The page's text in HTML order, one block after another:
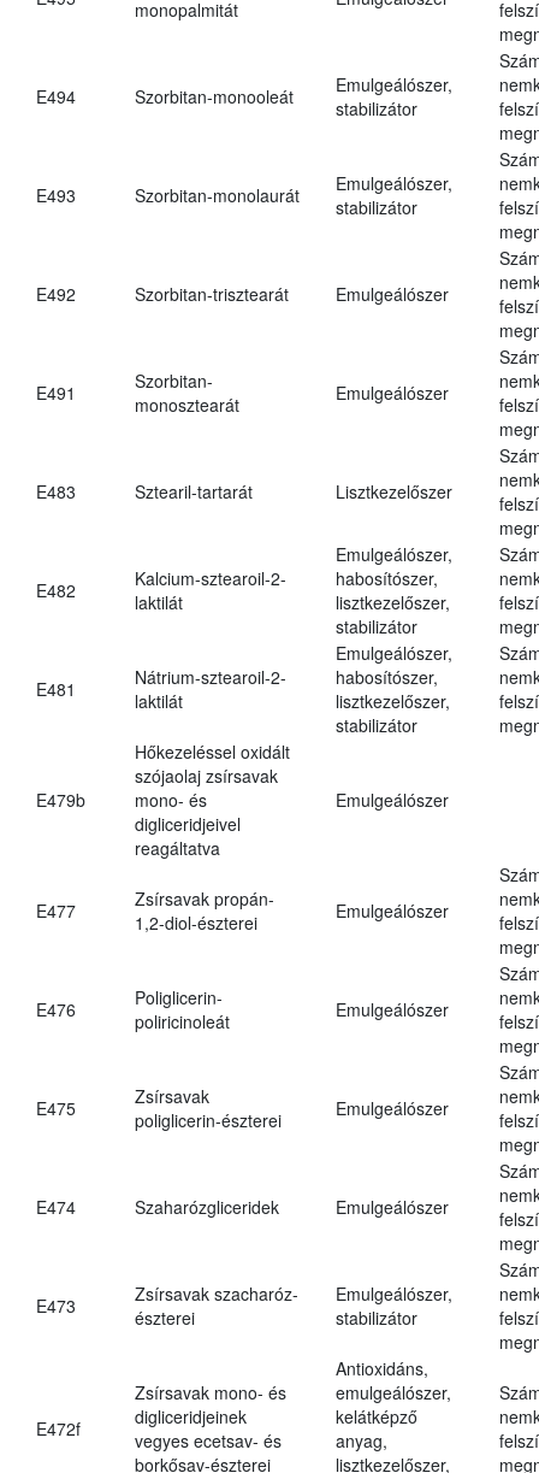
monopalmitát
E494 Szorbitan-monooleát
Emulgeálószer,
stabilizátor
E493 Szorbitan-monolaurát
Emulgeálószer,
stabilizátor
E492 Szorbitan-trisztearát Emulgeálószer
E491
Szorbitan-
monosztearát
Emulgeálószer
E483 Sztearil-tartarát Lisztkezelőszer
E482
Kalcium-sztearoil-2-
laktilát
Emulgeálószer,
habosítószer,
lisztkezelőszer,
stabilizátor
E481
Nátrium-sztearoil-2-
laktilát
Emulgeálószer,
habosítószer,
lisztkezelőszer,
stabilizátor
E479b
Hőkezeléssel oxidált
szójaolaj zsírsavak
mono- és
digliceridjeivel
reagáltatva
Emulgeálószer
E477
Zsírsavak propán-
1,2-diol-észterei
Emulgeálószer
E476
Poliglicerin-
poliricinoleát
Emulgeálószer
E475
Zsírsavak
poliglicerin-észterei
Emulgeálószer
E474 Szaharózgliceridek Emulgeálószer
E473
Zsírsavak szacharóz-
észterei
Emulgeálószer,
stabilizátor
E472f
Zsírsavak mono- és
digliceridjeinek
vegyes ecetsav- és
borkősav-észterei
Antioxidáns,
emulgeálószer,
kelátképző
anyag,
lisztkezelőszer,